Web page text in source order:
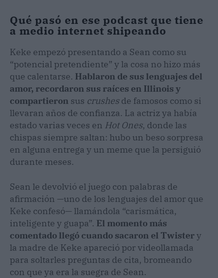
Qué pasó en ese podcast que tiene
a medio internet shipeando
Keke empezó presentando a Sean como su
“potencial pretendiente” y la cosa no hizo más
que calentarse. Hablaron de sus lenguajes del
amor, recordaron sus raíces en Illinois y
compartieron sus crushesde famosos como si
llevaran años de confianza. La actriz ya había
estado varias veces en Hot Ones, donde las
chispas siempre saltan: hubo un beso sorpresa
en alguna entrega y un meme que la persiguió
durante meses.
Sean le devolvió el juego con palabras de
afirmación —uno de los lenguajes del amor que
Keke confesó— llamándola “carismática,
inteligente y guapa”. El momento más
comentado llegó cuando sacaron el Twistery
la madre de Keke apareció por videollamada
para soltarles preguntas de cita, bromeando
con que ya era la suegra de Sean.